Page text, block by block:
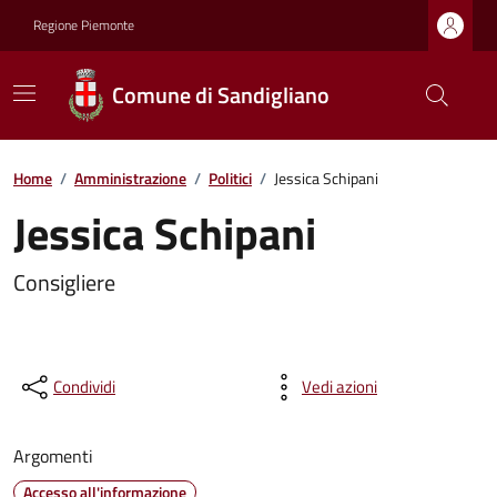
Regione Piemonte
Comune di Sandigliano
Home / Amministrazione / Politici / Jessica Schipani
Jessica Schipani
Consigliere
Condividi Vedi azioni
Argomenti
Accesso all'informazione